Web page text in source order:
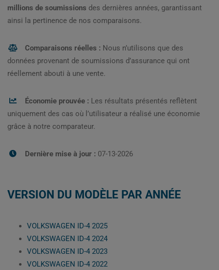
millions de soumissions des dernières années, garantissant
ainsi la pertinence de nos comparaisons.
Comparaisons réelles : Nous n’utilisons que des
données provenant de soumissions d’assurance qui ont
réellement abouti à une vente.
Économie prouvée : Les résultats présentés reflètent
uniquement des cas où l’utilisateur a réalisé une économie
grâce à notre comparateur.
Dernière mise à jour : 07-13-2026
VERSION DU MODÈLE PAR ANNÉE
VOLKSWAGEN ID-4 2025
VOLKSWAGEN ID-4 2024
VOLKSWAGEN ID-4 2023
VOLKSWAGEN ID-4 2022